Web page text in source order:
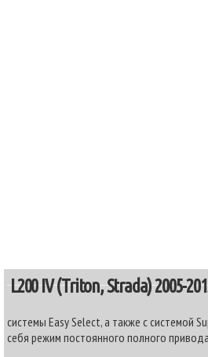
L200 IV (Triton, Strada) 2005-
системы Easy Select, а также с системой
себя режим постоянного полного